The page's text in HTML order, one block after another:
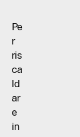
Pe
r
ris
ca
ld
ar
e
in